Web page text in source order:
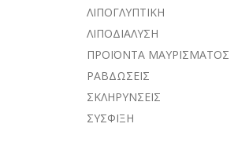
ΛΙΠΟΓΛΥΠΤΙΚΗ
ΛΙΠΟΔΙΑΛΥΣΗ
ΠΡΟΪΟΝΤΑ ΜΑΥΡΙΣΜΑΤΟΣ
ΡΑΒΔΩΣΕΙΣ
ΣΚΛΗΡΥΝΣΕΙΣ
ΣΥΣΦΙΞΗ